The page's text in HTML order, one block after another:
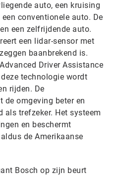
auto, een kruising
conventionele auto. De
een zelfrijdende auto.
een lidar-sensor met
baanbrekend is.
Driver Assistance
technologie wordt
rijden. De
de omgeving beter en
als trefzeker. Het systeem
en beschermt
de Amerikaanse
Bosch op zijn beurt